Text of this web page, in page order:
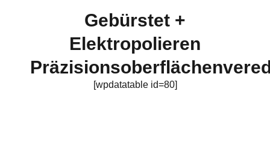
Gebürstet +
Elektropolieren
[wpdatatable id=80]